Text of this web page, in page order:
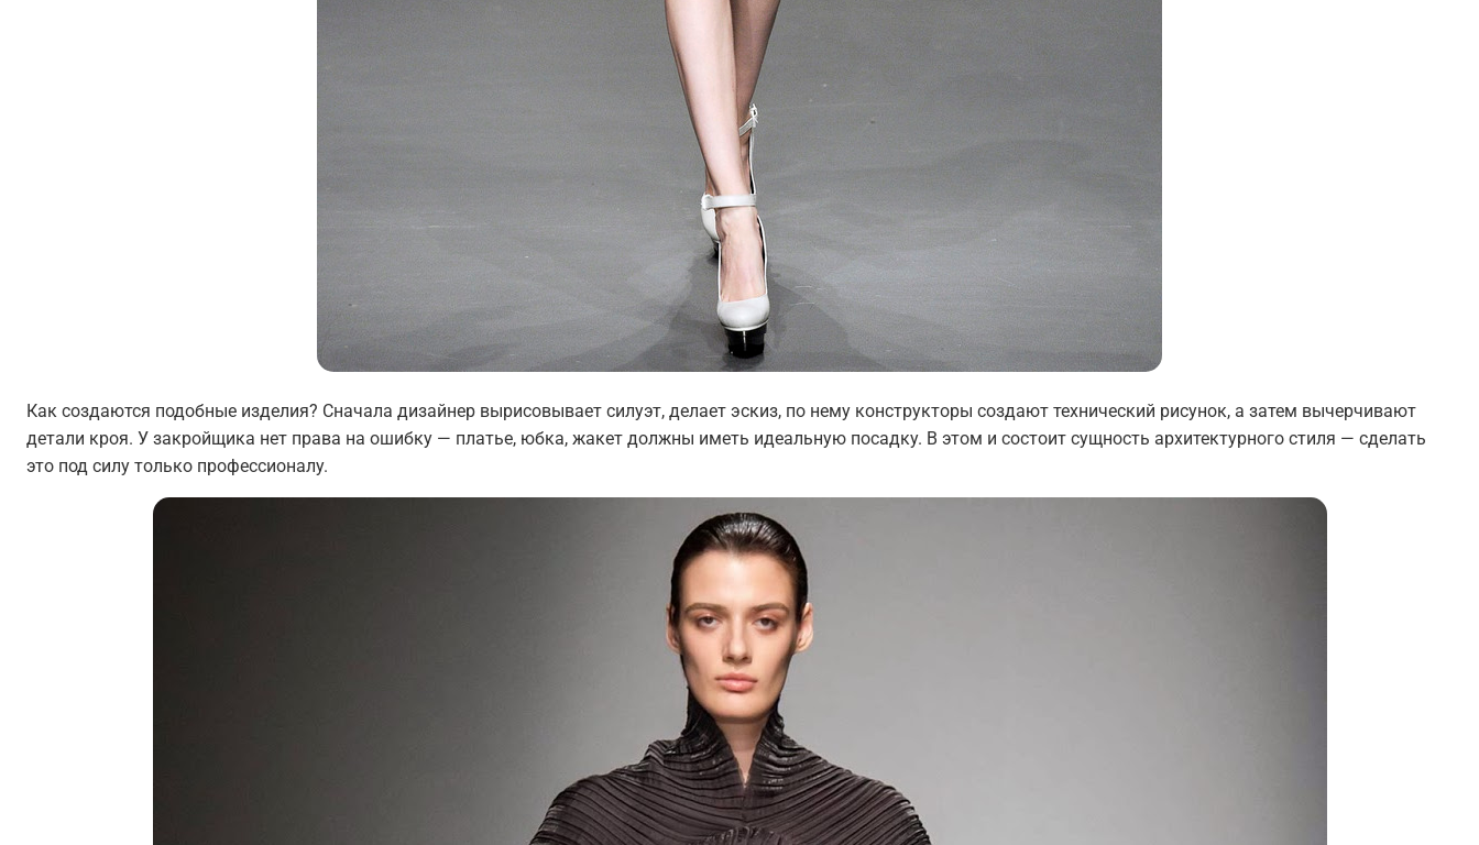
Как создаются подобные изделия? Сначала дизайнер вырисовывает силуэт, делает эскиз, по нему конструкторы создают технический рисунок, а затем вычерчивают
детали кроя. У закройщика нет права на ошибку — платье, юбка, жакет должны иметь идеальную посадку. В этом и состоит сущность архитектурного стиля — сделать
это под силу только профессионалу.